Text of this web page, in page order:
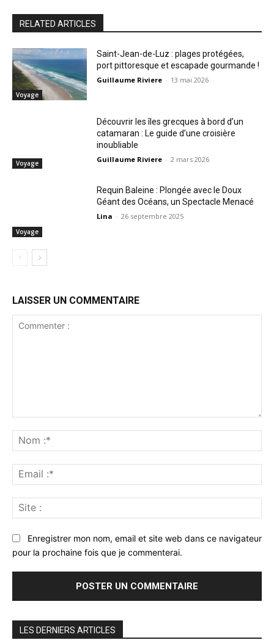
RELATED ARTICLES
Voyage
Saint-Jean-de-Luz : plages protégées,
port pittoresque et escapade gourmande !
Guillaume Riviere - 13 mai 2026
Voyage
Découvrir les îles grecques à bord d’un
catamaran : Le guide d’une croisière
inoubliable
Guillaume Riviere - 2 mars 2026
Voyage
Requin Baleine : Plongée avec le Doux
Géant des Océans, un Spectacle Menacé
Lina - 26 septembre 2025
LAISSER UN COMMENTAIRE
:*
:*
:
Enregistrer mon nom, email et site web dans ce navigateur
pour la prochaine fois que je commenterai.
LES DERNIERS ARTICLES